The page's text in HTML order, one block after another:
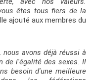
êtes tous fiers de la
ajouté aux membres du
avons déjà réussi à
de l'égalité des sexes. Il
besoin d'une meilleure